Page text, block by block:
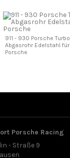
911 - 930 Porsche Turbo
Abgasrohr Edelstahl für
Porsche
Porsche Racing
- Straße 9